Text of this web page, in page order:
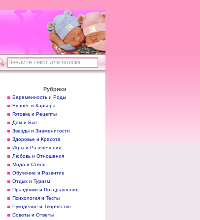
Рубрики
Беременность и Роды
Бизнес и Карьера
Готовка и Рецепты
Дом и Быт
Звезды и Знаменитости
Здоровье и Красота
Игры и Развлечения
Любовь и Отношения
Мода и Стиль
Обучение и Развитие
Отдых и Туризм
Праздники и Поздравления
Психология и Тесты
Рукоделие и Творчество
Советы и Ответы